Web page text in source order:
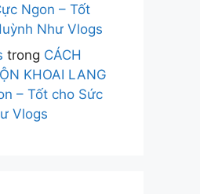
Ngon – Tốt
Như Vlogs
trong CÁCH
KHOAI LANG
– Tốt cho Sức
Vlogs